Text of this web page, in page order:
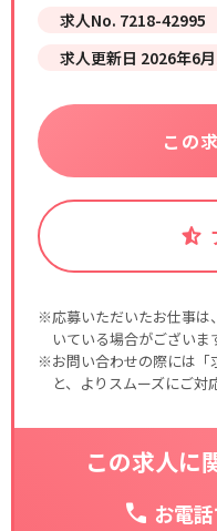
求人No. 7218-42995
求人更新日 2026年6
この
※応募いただいたお仕事は
いている場合がございま
※お問い合わせの際には「
と、よりスムーズにご対
この求人に
お電